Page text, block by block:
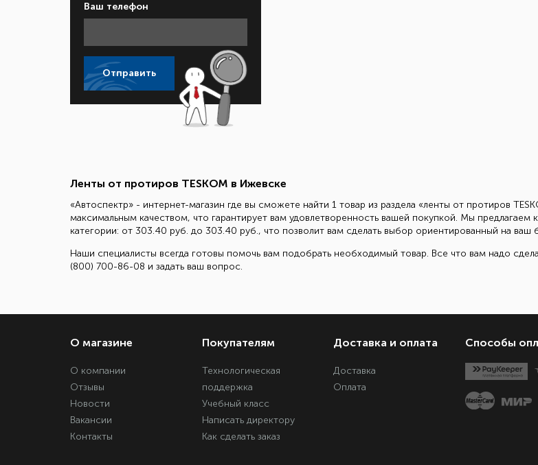
Ваш телефон
Отправить
Ленты от протиров TESKOM в Ижевске
«Автоспектр» - интернет-магазин где вы сможете найти 1 товар из раздела «ленты от протиров
максимальным качеством, что гарантирует вам удовлетворенность вашей покупкой. Мы
категории: от 303.40 руб. до 303.40 руб., что позволит вам сделать выбор ориентированный на ваш
Наши специалисты всегда готовы помочь вам подобрать необходимый товар. Все что вам надо
(800) 700-86-08 и задать ваш вопрос.
О магазине
О компании
Отзывы
Новости
Вакансии
Контакты
Покупателям
Технологическая
поддержка
Учебный класс
Написать директору
Как сделать заказ
Доставка и оплата
Доставка
Оплата
Способы